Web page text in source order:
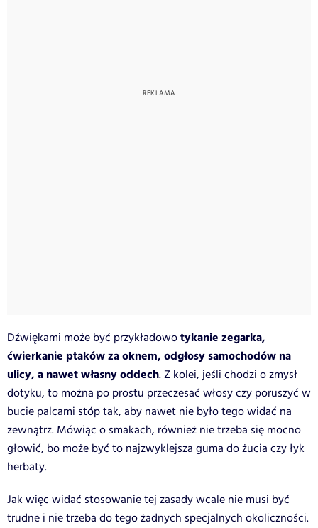
Dźwiękami może być przykładowotykanie zegarka,
ćwierkanie ptaków za oknem, odgłosy samochodów na
ulicy, a nawet własny oddech. Z kolei, jeśli chodzi o zmysł
dotyku, to można po prostu przeczesać włosy czy poruszyć w
bucie palcami stóp tak, aby nawet nie było tego widać na
zewnątrz. Mówiąc o smakach, również nie trzeba się mocno
głowić, bo może być to najzwyklejsza guma do żucia czy łyk
herbaty.
Jak więc widać stosowanie tej zasady wcale nie musi być
trudne i nie trzeba do tego żadnych specjalnych okoliczności.